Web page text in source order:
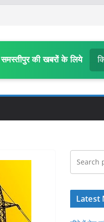
समस्तीपुर की खबरों के लिये
Latest